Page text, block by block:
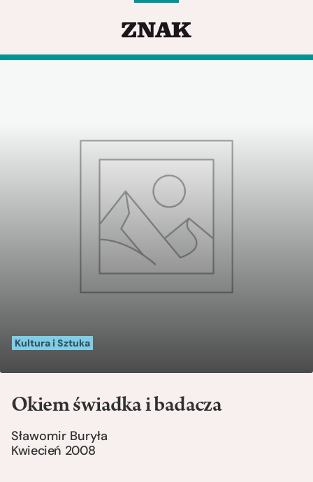
Kultura i Sztuka
Okiem świadka i badacza
Sławomir Buryła
Kwiecień 2008